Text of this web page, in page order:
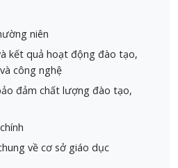
niên
kết quả hoạt động đào tạo,
công nghệ
đảm chất lượng đào tạo,
về cơ sở giáo dục